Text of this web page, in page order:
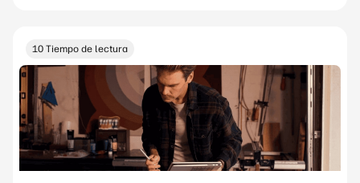
10 Tiempo de lectura